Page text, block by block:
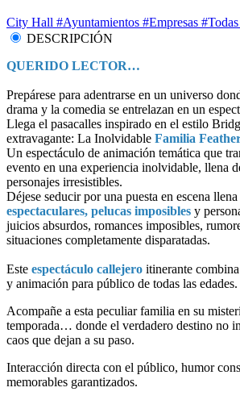
City Hall #Ayuntamientos #Empresas
DESCRIPCIÓN
QUERIDO LECTOR…
Prepárese para adentrarse en un universo
drama y la comedia se entrelazan en un
Llega el pasacalles inspirado en el estilo
extravagante: La Inolvidable Familia
Un espectáculo de animación temática que
evento en una experiencia inolvidable, llena
personajes irresistibles.
Déjese seducir por una puesta en escena llena
espectaculares, pelucas imposibles y
juicios absurdos, romances imposibles,
situaciones completamente disparatadas.
Este espectáculo callejero itinerante
y animación para público de todas las edades.
Acompañe a esta peculiar familia en su
temporada… donde el verdadero destino no
caos que dejan a su paso.
Interacción directa con el público, humor
memorables garantizados.